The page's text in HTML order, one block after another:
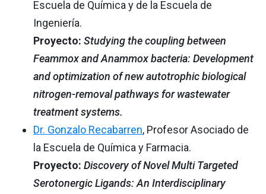
Escuela de Química y de la Escuela de
Ingeniería.
Proyecto: Studying the coupling between
Feammox and Anammox bacteria: Development
and optimization of new autotrophic biological
nitrogen-removal pathways for wastewater
treatment systems.
Dr. Gonzalo Recabarren, Profesor Asociado de
la Escuela de Química y Farmacia.
Proyecto: Discovery of Novel Multi Targeted
Serotonergic Ligands: An Interdisciplinary